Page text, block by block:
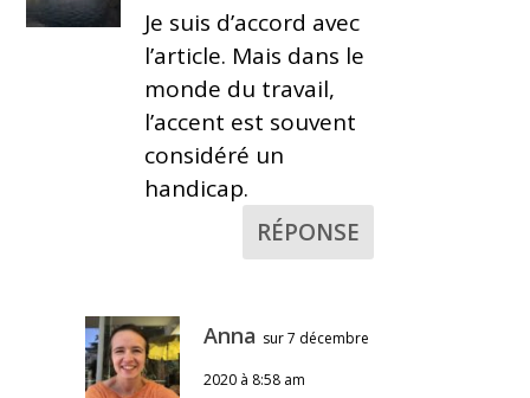
Je suis d’accord avec
l’article. Mais dans le
monde du travail,
l’accent est souvent
considéré un
handicap.
RÉPONSE
Anna sur 7 décembre
2020 à 8:58 am